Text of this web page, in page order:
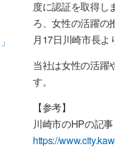
度に認証を取得し
ろ、女性の活躍の
月17日川崎市長よ
当社は女性の活躍
す。
【参考】
川崎市のHPの記事
https://